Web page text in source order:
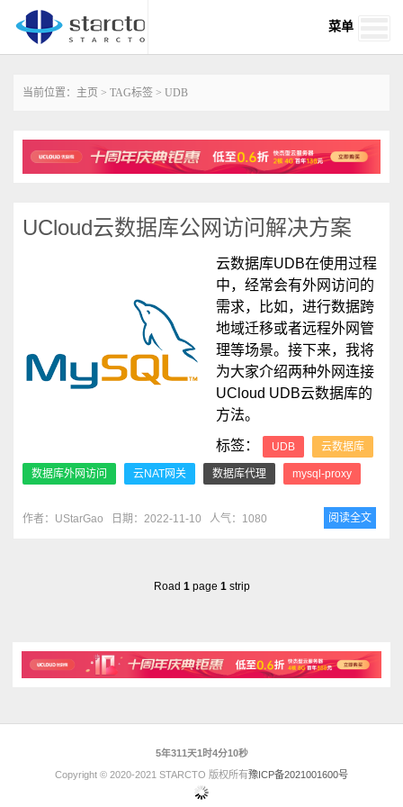
菜单
当前位置： 主页 > TAG标签 > UDB
UCloud云数据库公网访问解决方案
云数据库UDB在使用过程
中，经常会有外网访问的
需求，比如，进行数据跨
地域迁移或者远程外网管
理等场景。接下来，我将
为大家介绍两种外网连接
UCloud UDB云数据库的
方法。
标签：
UDB 云数据库
数据库外网访问 云NAT网关 数据库代理 mysql-proxy
作者：UStarGao 日期：2022-11-10 人气：1080 阅读全文
Road 1page 1strip
5年311天1时4分10秒
Copyright © 2020-2021 STARCTO 版权所有豫ICP备2021001600号